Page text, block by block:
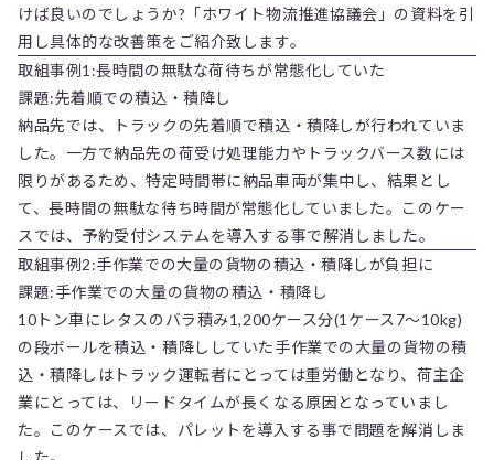
けば良いのでしょうか?「ホワイト物流推進協議会」の資料を引
用し具体的な改善策をご紹介致します。
取組事例1:長時間の無駄な荷待ちが常態化していた
課題:先着順での積込・積降し
納品先では、トラックの先着順で積込・積降しが行われていま
した。一方で納品先の荷受け処理能力やトラックバース数には
限りがあるため、特定時間帯に納品車両が集中し、結果とし
て、長時間の無駄な待ち時間が常態化していました。このケー
スでは、予約受付システムを導入する事で解消しました。
取組事例2:手作業での大量の貨物の積込・積降しが負担に
課題:手作業での大量の貨物の積込・積降し
10トン車にレタスのバラ積み1,200ケース分(1ケース7〜10kg)
の段ボールを積込・積降ししていた手作業での大量の貨物の積
込・積降しはトラック運転者にとっては重労働となり、荷主企
業にとっては、リードタイムが長くなる原因となっていまし
た。このケースでは、パレットを導入する事で問題を解消しま